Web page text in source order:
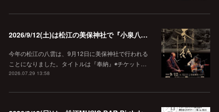
2026/9/12(土)は松江の美保神社で『小泉八雲朗読のしらべ』
今年の松江の八雲は、9月12日に美保神社で行われる
ことになりました。タイトルは『奉納』◉チケット…
2026.07.29 13:58